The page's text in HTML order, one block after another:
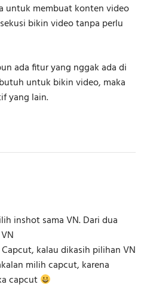
untuk membuat konten video
bikin video tanpa perlu
ada fitur yang nggak ada di
untuk bikin video, maka
yang lain.
inshot sama VN. Dari dua
kalau dikasih pilihan VN
milih capcut, karena
capcut